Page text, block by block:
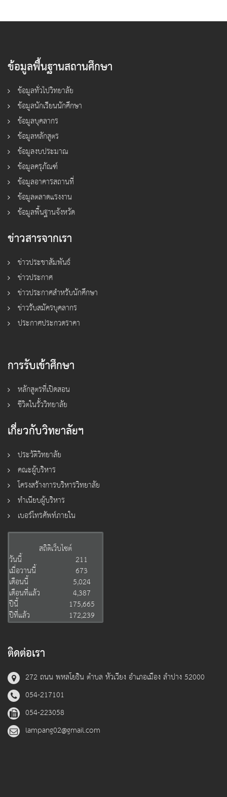
ข้อมูลพื้นฐานสถานศึกษา
ข้อมูลทั่วไปวิทยาลัย
ข้อมูลนักเรียนนักศึกษา
ข้อมูลบุคลากร
ข้อมูลหลักสูตร
ข้อมูลงบประมาณ
ข้อมูลครุภัณฑ์
ข้อมูลอาคารสถานที่
ข้อมูลตลาดแรงงาน
ข้อมูลพื้นฐานจังหวัด
ข่าวสารจากเรา
ข่าวประชาสัมพันธ์
ข่าวประกาศ
ข่าวประกาศสำหรับนักศึกษา
ข่าวรับสมัครบุคลากร
ประกาศประกวดราคา
การรับเข้าศึกษา
หลักสูตรที่เปิดสอน
ชีวิตในรั้ววิทยาลัย
เกี่ยวกับวิทยาลัยฯ
ประวัติวิทยาลัย
คณะผู้บริหาร
โครงสร้างการบริหารวิทยาลัย
ทำเนียบผู้บริหาร
เบอร์โทรศัพท์ภายใน
สถิติเว็บไซต์
วันนี้
211
เมื่อวานนี้
673
เดือนนี้
5,024
เดือนที่แล้ว
4,387
ปีนี้
175,665
ปีที่แล้ว
172,239
ติดต่อเรา
272 ถนน พหลโยธิน ตำบล หัวเวียง อำเภอเมือง ลำปาง 52000
054-217101
054-223058
lampang02@gmail.com